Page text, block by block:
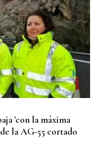
'con la máxima
la AG-55 cortado